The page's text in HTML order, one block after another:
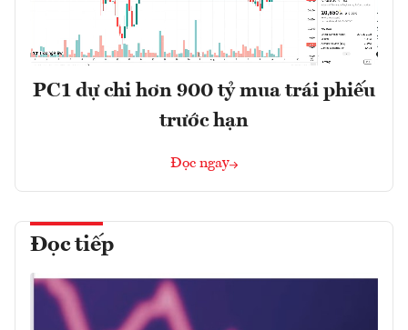
PC1 dự chi hơn 900 tỷ mua trái phiếu
trước hạn
Đọc ngay
Đọc tiếp